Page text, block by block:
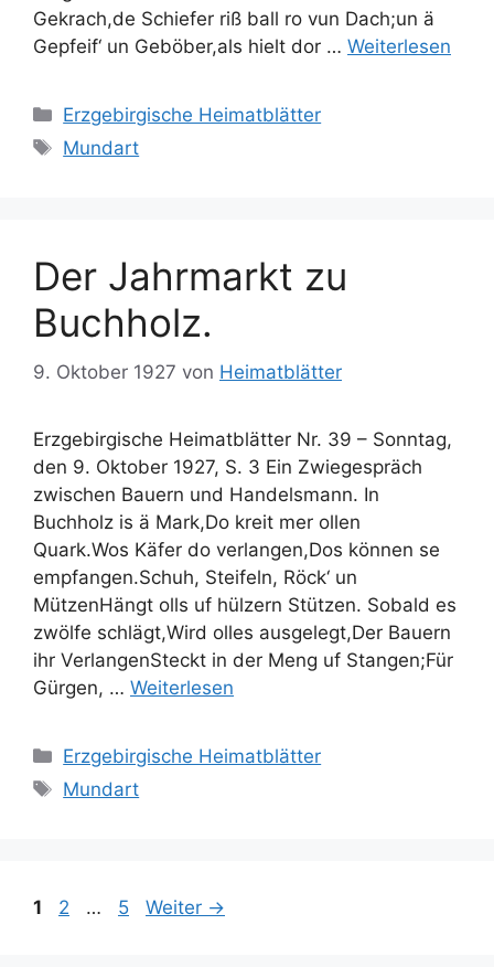
Gekrach,de Schiefer riß ball ro vun Dach;un ä
Gepfeif‘ un Geböber,als hielt dor … Weiterlesen
Kategorien
Erzgebirgische Heimatblätter
Schlagwörter
Mundart
Der Jahrmarkt zu
Buchholz.
9. Oktober 1927 von Heimatblätter
Erzgebirgische Heimatblätter Nr. 39 – Sonntag,
den 9. Oktober 1927, S. 3 Ein Zwiegespräch
zwischen Bauern und Handelsmann. In
Buchholz is ä Mark,Do kreit mer ollen
Quark.Wos Käfer do verlangen,Dos können se
empfangen.Schuh, Steifeln, Röck‘ un
MützenHängt olls uf hülzern Stützen. Sobald es
zwölfe schlägt,Wird olles ausgelegt,Der Bauern
ihr VerlangenSteckt in der Meng uf Stangen;Für
Gürgen, … Weiterlesen
Kategorien
Erzgebirgische Heimatblätter
Schlagwörter
Mundart
Seite
1 Seite
2 … Seite
5 Weiter →